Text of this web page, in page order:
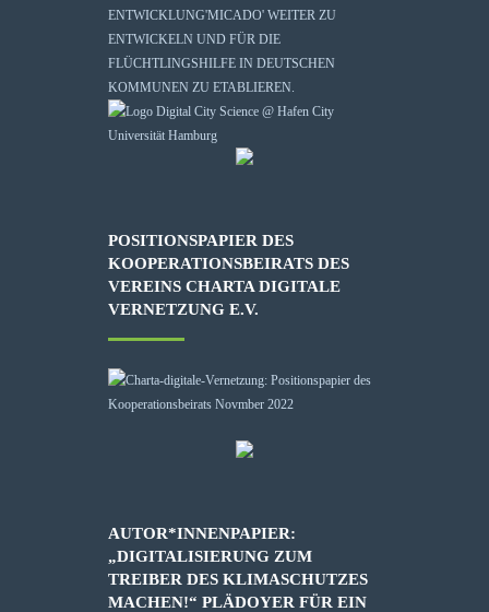
ENTWICKLUNG'MICADO' WEITER ZU
ENTWICKELN UND FÜR DIE
FLÜCHTLINGSHILFE IN DEUTSCHEN
KOMMUNEN ZU ETABLIEREN.
POSITIONSPAPIER DES
KOOPERATIONSBEIRATS DES
VEREINS CHARTA DIGITALE
VERNETZUNG E.V.
AUTOR*INNENPAPIER:
„DIGITALISIERUNG ZUM
TREIBER DES KLIMASCHUTZES
MACHEN!“ PLÄDOYER FÜR EIN